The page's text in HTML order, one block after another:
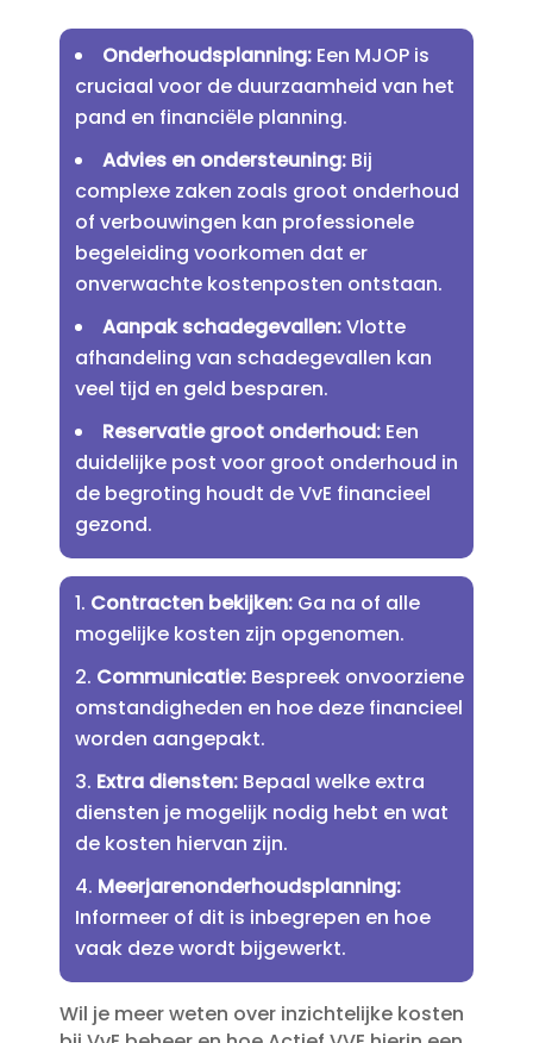
Onderhoudsplanning:Een MJOP is
cruciaal voor de duurzaamheid van het
pand en financiële planning.​
Advies en ondersteuning:Bij
complexe zaken zoals groot onderhoud
of verbouwingen kan professionele
begeleiding voorkomen dat er
onverwachte kostenposten ontstaan.​
Aanpak schadegevallen:Vlotte
afhandeling van schadegevallen kan
veel tijd en geld besparen.​
Reservatie groot onderhoud:Een
duidelijke post voor groot onderhoud in
de begroting houdt de VvE financieel
gezond.​
Contracten bekijken:Ga na of alle
mogelijke kosten zijn opgenomen.​
Communicatie:Bespreek onvoorziene
omstandigheden en hoe deze financieel
worden aangepakt.​
Extra diensten:Bepaal welke extra
diensten je mogelijk nodig hebt en wat
de kosten hiervan zijn.​
Meerjarenonderhoudsplanning:
Informeer of dit is inbegrepen en hoe
vaak deze wordt bijgewerkt.​
Wil je meer weten over inzichtelijke kosten